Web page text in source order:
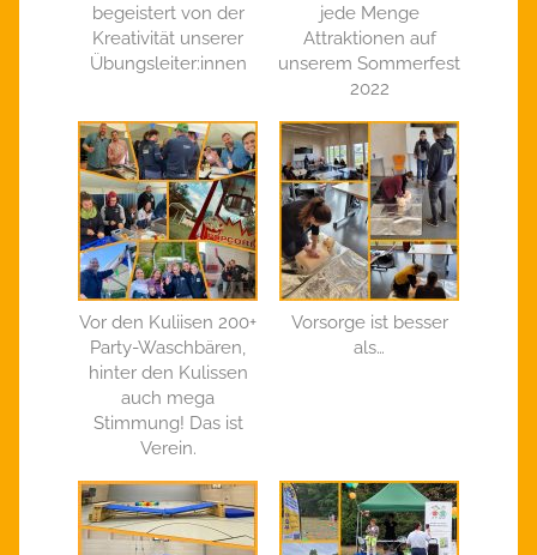
begeistert von der
Kreativität unserer
Übungsleiter:innen
jede Menge
Attraktionen auf
unserem Sommerfest
2022
Vor den Kuliisen 200+
Party-Waschbären,
hinter den Kulissen
auch mega
Stimmung! Das ist
Verein.
Vorsorge ist besser
als…